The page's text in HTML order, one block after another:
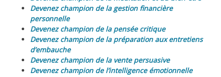
Devenez champion de la gestion financière
personnelle
Devenez champion de la pensée critique
Devenez champion de la préparation aux entretiens
d’embauche
Devenez champion de la vente persuasive
Devenez champion de l’intelligence émotionnelle